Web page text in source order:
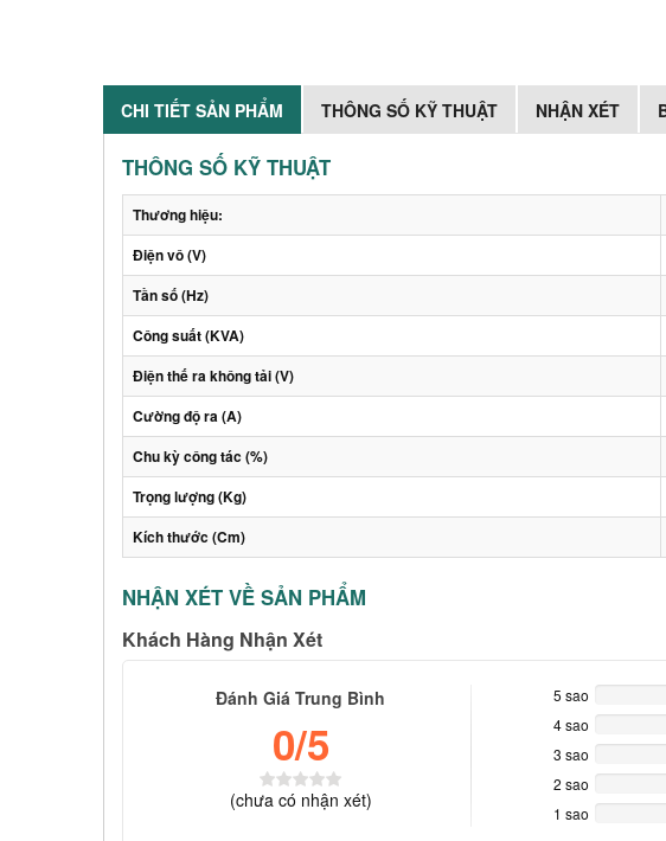
CHI TIẾT SẢN PHẨM
THÔNG SỐ KỸ THUẬT NHẬN XÉT
THÔNG SỐ KỸ THUẬT
Thương hiệu:
Điện vô (V)
Tần số (Hz)
Công suất (KVA)
Điện thế ra không tải (V)
Cường độ ra (A)
Chu kỳ công tác (%)
Trọng lượng (Kg)
Kích thước (Cm)
NHẬN XÉT VỀ SẢN PHẨM
Khách Hàng Nhận Xét
Đánh Giá Trung Bình
0/5
(chưa có nhận xét)
5 sao
Complete
4 sao
Complete
3 sao
Complete
2 sao
Complete
1 sao